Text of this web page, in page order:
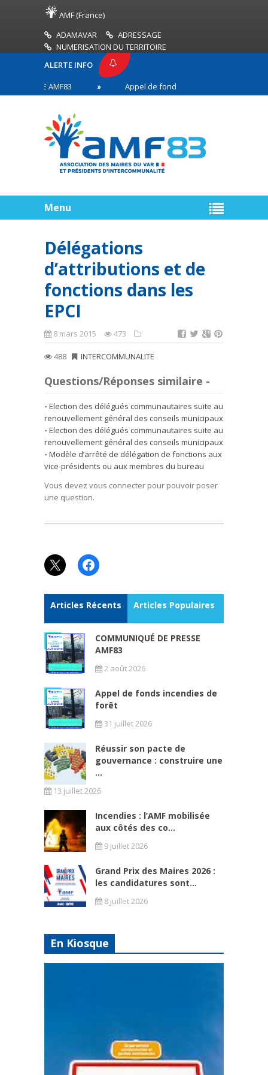
AMF (France)
ADAMAVAR
ADRESSAGE
NUMERISATION DU TERRITOIRE
ALERTE INFO
PRESSE AMF83
Appel de fonds incendies de forêt
en première ligne
Menu
Délégations
d’attributions et de
fonctions dans les
EPCI
8 mars 2015 473
488 INTERCOMMUNALITE
Questions/Réponses similaire -
Election des délégués communautaires suite au
renouvellement général des conseils municipaux
Election des délégués communautaires suite au
renouvellement général des conseils municipaux
Modèle d’arrêté de délégation de fonctions aux
vice-présidents ou aux membres du bureau
Vous devez vous connecter pour pouvoir poser
une question.
X Facebook
Articles Récents Articles Populaires
COMMUNIQUÉ DE PRESSE
AMF83
2 août 2026
Appel de fonds incendies de
forêt
31 juillet 2026
Réussir son pacte de
gouvernance : construire une
...
13 juillet 2026
Incendies : l’AMF mobilisée
aux côtés des co...
9 juillet 2026
Grand Prix des Maires 2026 :
les candidatures sont...
8 juillet 2026
En Kiosque